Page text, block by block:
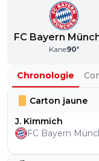
FC Bayern
Kane90'
Chronologie
Carton jaune
J. Kimmich
FC Bayern